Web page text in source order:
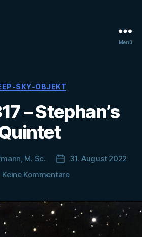
Menü
Kategorien
SKY-OBJEKT
– Stephan’s
M. Sc.
31. August 2022
Keine Kommentarezu
Stephan’s
Quintet